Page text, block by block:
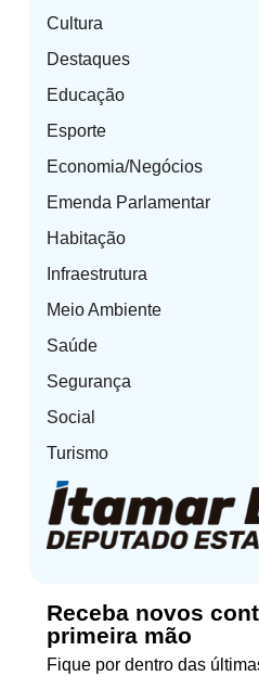
Cultura
Destaques
Educação
Esporte
Economia/Negócios
Emenda Parlamentar
Habitação
Infraestrutura
Meio Ambiente
Saúde
Segurança
Social
Turismo
Receba novos
primeira mão
Fique por dentro das